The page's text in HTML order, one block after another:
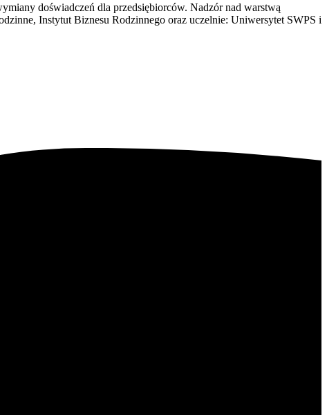
doświadczeń dla przedsiębiorców. Nadzór nad warstwą
Instytut Biznesu Rodzinnego oraz uczelnie: Uniwersytet SWPS i